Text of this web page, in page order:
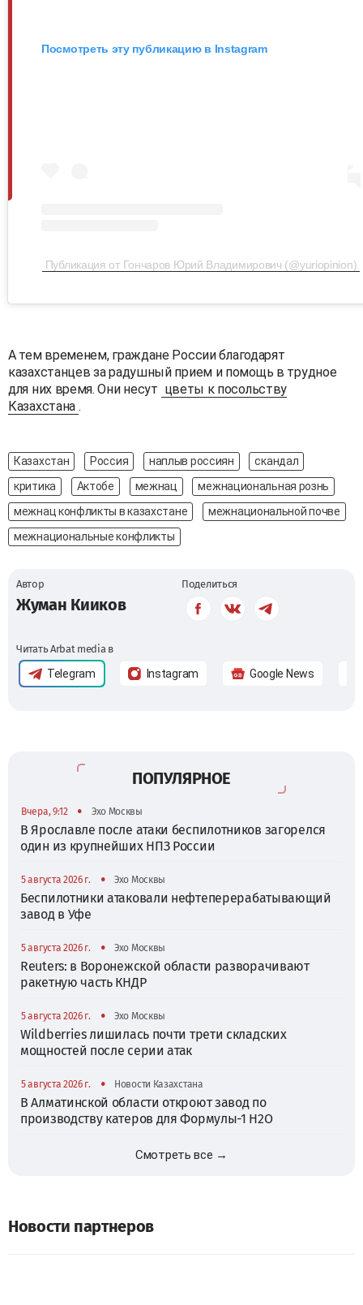
Посмотреть эту публикацию в Instagram
Публикация от Гончаров Юрий Владимирович (@yuriopinion)
A тем временем, граждане России благодарят
казахстанцев за радушный прием и помощь в трудное
для них время. Они несут цветы к посольству
Казахстана .
Казахстан Россия наплыв россиян
скандал
критика
Актобе межнац
межнациональная рознь
межнац конфликты в казахстане
межнациональной почве
межнациональные конфликты
Автор
Жуман Кииков
Поделиться
Читать Arbat media в
Telegram Instagram Google News
ПОПУЛЯРНОЕ
Вчера, 9:12 • Эхо Москвы
В Ярославле после атаки беспилотников загорелся
один из крупнейших НПЗ России
5 августа 2026 г. • Эхо Москвы
Беспилотники атаковали нефтеперерабатывающий
завод в Уфе
5 августа 2026 г. • Эхо Москвы
Reuters: в Воронежской области разворачивают
ракетную часть КНДР
5 августа 2026 г. • Эхо Москвы
Wildberries лишилась почти трети складских
мощностей после серии атак
5 августа 2026 г. • Новости Казахстана
В Алматинской области откроют завод по
производству катеров для Формулы-1 H2O
Смотреть все →
Новости партнеров